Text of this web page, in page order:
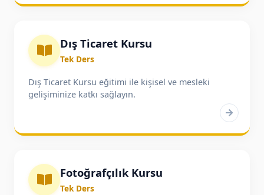
Dış Ticaret Kursu
Tek Ders
Dış Ticaret Kursu eğitimi ile kişisel ve mesleki
gelişiminize katkı sağlayın.
Fotoğrafçılık Kursu
Tek Ders